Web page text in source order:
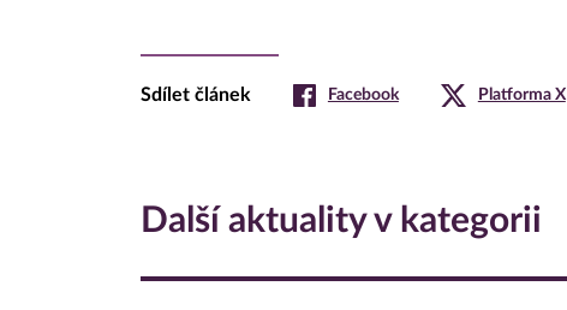
Sdílet článek Facebook Platforma X
Další aktuality v kategorii